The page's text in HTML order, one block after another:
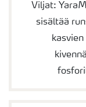
Viljat:
sisältää